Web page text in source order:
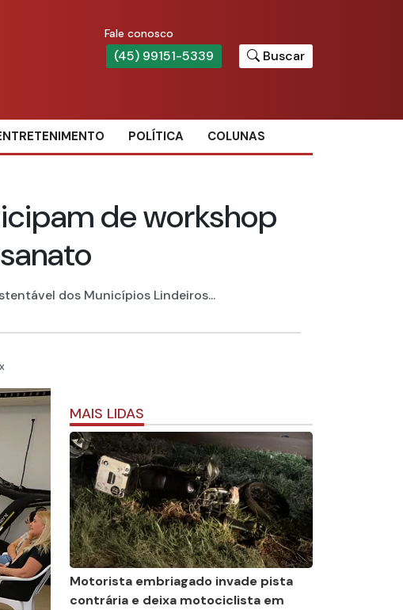
Fale conosco
(45) 99151-5339 Buscar
POLÍTICA COLUNAS
de workshop
dos Municípios Lindeiros...
MAIS LIDAS
Motorista embriagado invade pista
contrária e deixa motociclista em